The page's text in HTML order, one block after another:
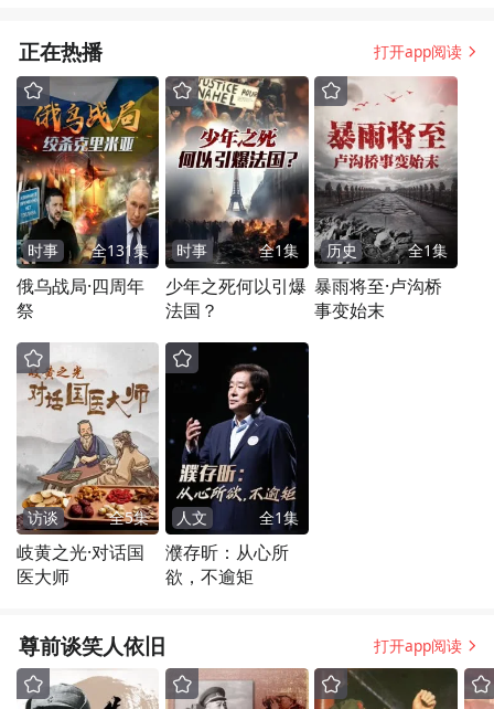
正在热播 打开app阅读
时事 全131集
俄乌战局·四周年
祭
时事 全1集
少年之死何以引爆
法国？
历史 全1集
暴雨将至·卢沟桥
事变始末
访谈 全5集
岐黄之光·对话国
医大师
人文 全1集
濮存昕：从心所
欲，不逾矩
尊前谈笑人依旧 打开app阅读